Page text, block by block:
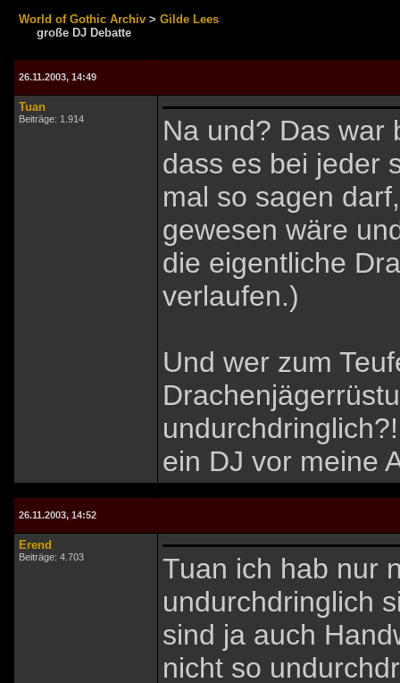
World of Gothic Archiv > Gilde Lees
große DJ Debatte
26.11.2003, 14:49
Tuan
Beiträge: 1.914
Na und? Das war
dass es bei jeder
mal so sagen
gewesen wäre
die eigentliche
verlaufen.)
Und wer zum
ein DJ vor meine
26.11.2003, 14:52
Erend
Beiträge: 4.703
Tuan ich hab nur
undurchdringlich
sind ja auch
nicht so